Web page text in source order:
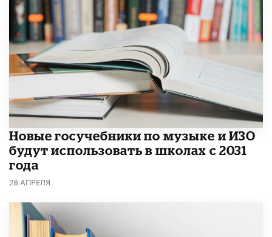
Новые госучебники по музыке и ИЗО
будут использовать в школах с 2031
года
28 АПРЕЛЯ